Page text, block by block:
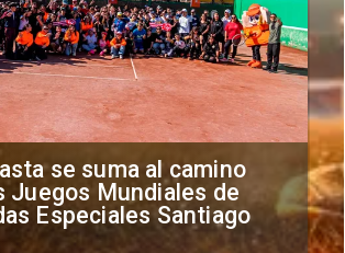
profesionalismo": Sifup
por situación
de futbolistas